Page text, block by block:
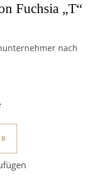
Fuchsia „T“
nach